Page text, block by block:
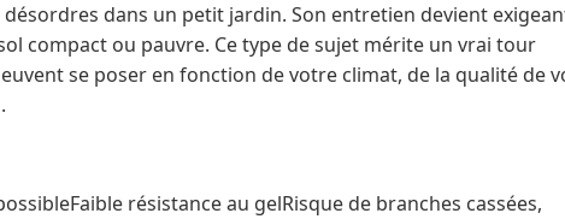
dans un petit jardin. Son entretien devient
compact ou pauvre. Ce type de sujet mérite un vrai tour
se poser en fonction de votre climat, de la qualité de
résistance au gelRisque de branches cassées,